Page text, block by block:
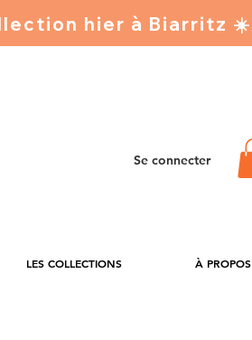
Se connecter
LES COLLECTIONS À PROPOS